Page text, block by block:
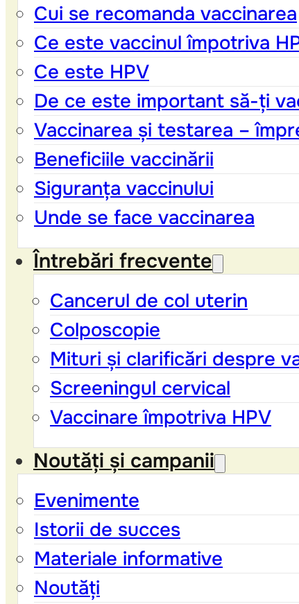
Cui se recomanda vaccinarea
Ce este vaccinul împotriva
Ce este HPV
De ce este important să-ți
Vaccinarea și testarea –
Beneficiile vaccinării
Siguranța vaccinului
Unde se face vaccinarea
Întrebări frecvente
Cancerul de col uterin
Colposcopie
Mituri și clarificări despre
Screeningul cervical
Vaccinare împotriva HPV
Noutăți și campanii
Evenimente
Istorii de succes
Materiale informative
Noutăți